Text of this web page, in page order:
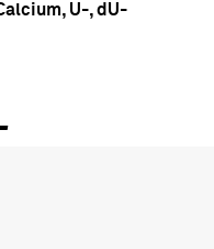
U-, dU-